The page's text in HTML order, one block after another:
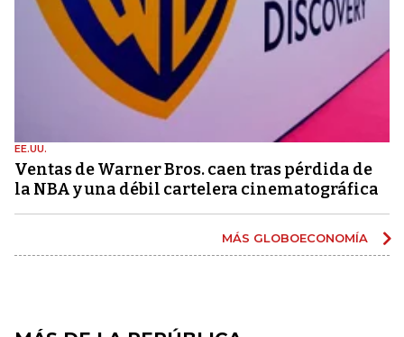
EE.UU.
Ventas de Warner Bros. caen tras pérdida de
la NBA y una débil cartelera cinematográfica
MÁS GLOBOECONOMÍA